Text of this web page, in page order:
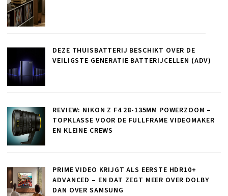
DEZE THUISBATTERIJ BESCHIKT OVER DE
VEILIGSTE GENERATIE BATTERIJCELLEN (ADV)
REVIEW: NIKON Z F4 28-135MM POWERZOOM –
TOPKLASSE VOOR DE FULLFRAME VIDEOMAKER
EN KLEINE CREWS
PRIME VIDEO KRIJGT ALS EERSTE HDR10+
ADVANCED – EN DAT ZEGT MEER OVER DOLBY
DAN OVER SAMSUNG